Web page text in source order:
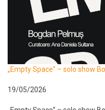
„Empty Space” – solo show
19/05/2026